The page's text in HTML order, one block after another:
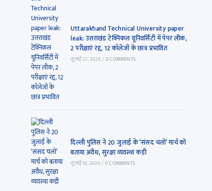
Uttarakhand Technical University paper
leak: उत्तराखंड टेक्निकल यूनिवर्सिटी में पेपर लीक,
2 परीक्षाएं रद्द, 12 कॉलेजों के छात्र प्रभावित
जुलाई 23, 2026 /0 COMMENTS
दिल्ली पुलिस ने 20 जुलाई के ‘संसद चलो’ मार्च को
बताया अवैध, सुरक्षा व्यवस्था कड़ी
जुलाई 19, 2026 /0 COMMENTS